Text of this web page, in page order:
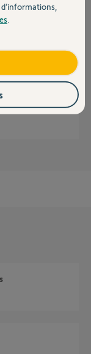
de nous indiquer